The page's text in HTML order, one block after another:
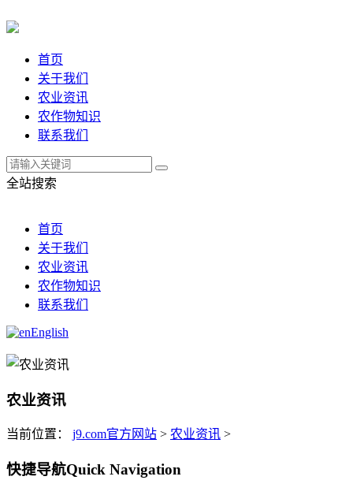
首页
关于我们
农业资讯
农作物知识
联系我们
全站搜索
首页
关于我们
农业资讯
农作物知识
联系我们
English
农业资讯
当前位置： j9.com官方网站 > 农业资讯 >
快捷导航Quick Navigation